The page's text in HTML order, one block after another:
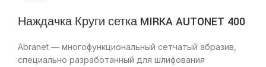
Наждачка Круги сетка MIRKA AUTONET 400
Abranet — многофункциональный сетчатый абразив,
специально разработанный для шлифования